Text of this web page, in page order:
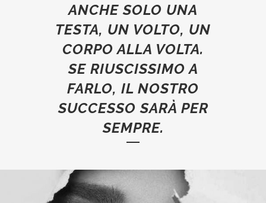
ANCHE SOLO UNA
TESTA, UN VOLTO, UN
CORPO ALLA VOLTA.
SE RIUSCISSIMO A
FARLO, IL NOSTRO
SUCCESSO SARÀ PER
SEMPRE.